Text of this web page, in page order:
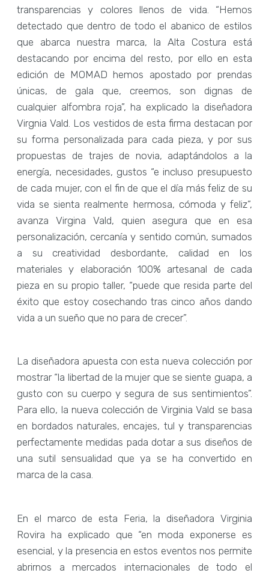
transparencias y colores llenos de vida. “Hemos
detectado que dentro de todo el abanico de estilos
que abarca nuestra marca, la Alta Costura está
destacando por encima del resto, por ello en esta
edición de MOMAD hemos apostado por prendas
únicas, de gala que, creemos, son dignas de
cualquier alfombra roja”, ha explicado la diseñadora
Virgnia Vald. Los vestidos de esta firma destacan por
su forma personalizada para cada pieza, y por sus
propuestas de trajes de novia, adaptándolos a la
energía, necesidades, gustos “e incluso presupuesto
de cada mujer, con el fin de que el día más feliz de su
vida se sienta realmente hermosa, cómoda y feliz”,
avanza Virgina Vald, quien asegura que en esa
personalización, cercanía y sentido común, sumados
a su creatividad desbordante, calidad en los
materiales y elaboración 100% artesanal de cada
pieza en su propio taller, “puede que resida parte del
éxito que estoy cosechando tras cinco años dando
vida a un sueño que no para de crecer”.
La diseñadora apuesta con esta nueva colección por
mostrar “la libertad de la mujer que se siente guapa, a
gusto con su cuerpo y segura de sus sentimientos”.
Para ello, la nueva colección de Virginia Vald se basa
en bordados naturales, encajes, tul y transparencias
perfectamente medidas pada dotar a sus diseños de
una sutil sensualidad que ya se ha convertido en
marca de la casa.
En el marco de esta Feria, la diseñadora Virginia
Rovira ha explicado que “en moda exponerse es
esencial, y la presencia en estos eventos nos permite
abrirnos a mercados internacionales de todo el